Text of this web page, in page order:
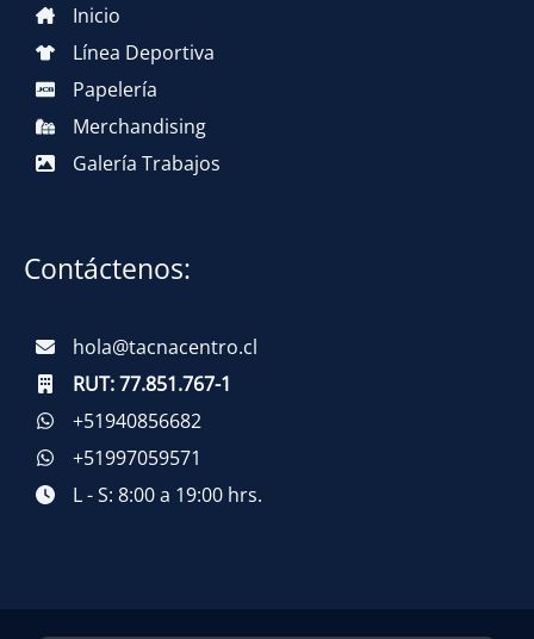
Inicio
Línea Deportiva
Papelería
Merchandising
Galería Trabajos
Contáctenos:
hola@tacnacentro.cl
RUT:77.851.767-1
+51940856682
+51997059571
L - S: 8:00 a 19:00 hrs.